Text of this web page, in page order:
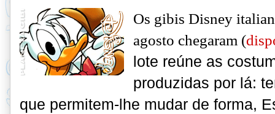
Os gibis Disney
agosto chegaram (
lote reúne as
produzidas por lá: t
que permitem-lhe mudar de forma,